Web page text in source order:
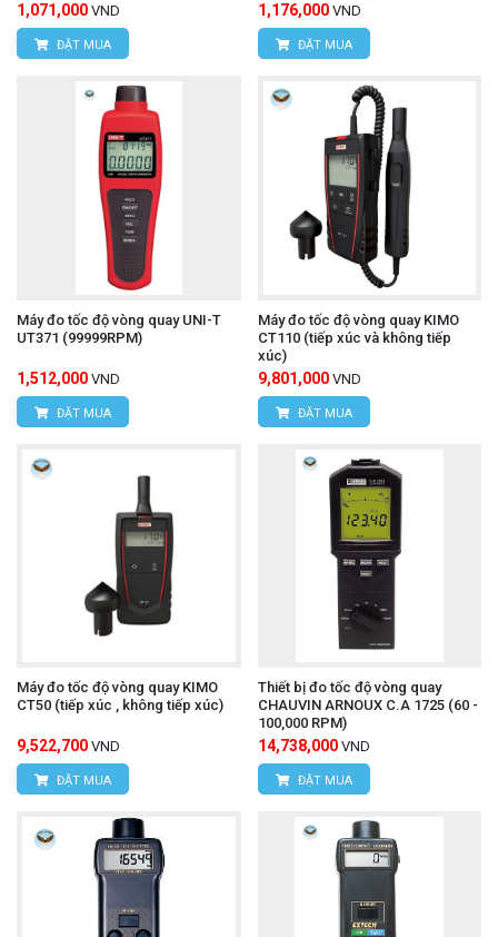
1,071,000 VND
ĐẶT MUA
1,176,000 VND
ĐẶT MUA
Máy đo tốc độ vòng quay UNI-T
UT371 (99999RPM)
1,512,000 VND
ĐẶT MUA
Máy đo tốc độ vòng quay KIMO
CT110 (tiếp xúc và không tiếp
xúc)
9,801,000 VND
ĐẶT MUA
Máy đo tốc độ vòng quay KIMO
CT50 (tiếp xúc , không tiếp xúc)
9,522,700 VND
ĐẶT MUA
Thiết bị đo tốc độ vòng quay
CHAUVIN ARNOUX C.A 1725 (60 -
100,000 RPM)
14,738,000 VND
ĐẶT MUA